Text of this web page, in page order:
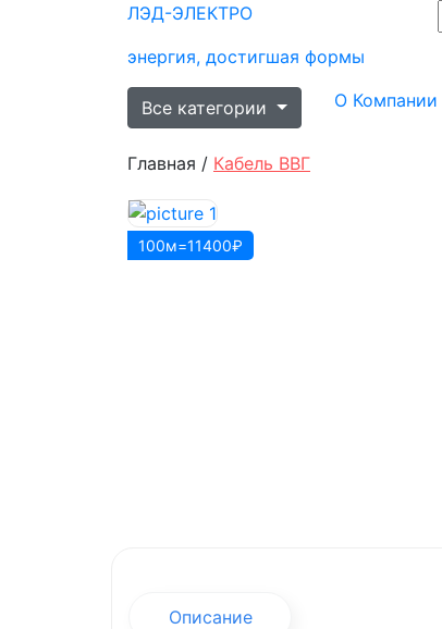
ЛЭД-ЭЛЕКТРО
энергия, достигшая формы
Все категории О Компании
Главная / Кабель ВВГ
100м=11400₽
Описание